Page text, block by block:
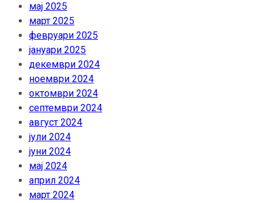
мај 2025
март 2025
февруари 2025
јануари 2025
декември 2024
ноември 2024
октомври 2024
септември 2024
август 2024
јули 2024
јуни 2024
мај 2024
април 2024
март 2024